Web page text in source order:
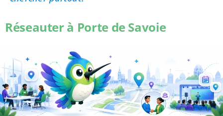
Réseauter à Porte de Savoie